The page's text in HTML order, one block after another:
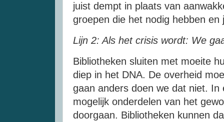
juist dempt in plaats van
groepen die het nodig hebben
Lijn 2: Als het crisis wordt: We
Bibliotheken sluiten met moeite
diep in het DNA. De overheid
gaan anders doen we dat niet. In
mogelijk onderdelen van het
doorgaan. Bibliotheken kunnen